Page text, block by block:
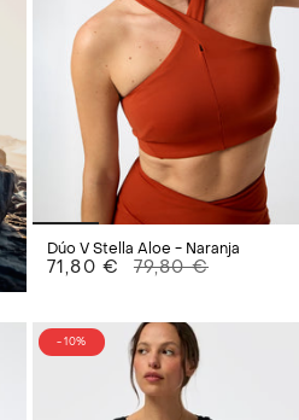
Dúo V Stella Aloe - Naranja
71,80 € 79,80 €
- 10%